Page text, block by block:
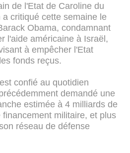
de l'Etat de Caroline du
critiqué cette semaine le
Obama, condamnant
l'aide américaine à Israël,
à empêcher l'Etat
fonds reçus.
confié au quotidien
demandé une
estimée à 4 milliards de
militaire, et plus
réseau de défense